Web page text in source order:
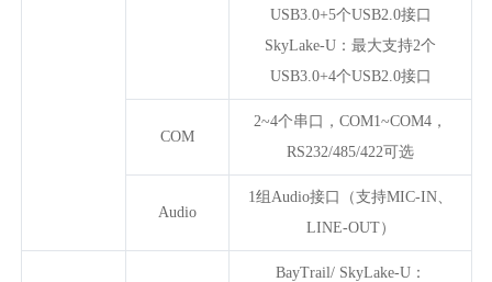
USB3.0+5个USB2.0接口
SkyLake-U：最大支持2个
USB3.0+4个USB2.0接口
COM
2~4个串口，COM1~COM4，
RS232/485/422可选
Audio
1组Audio接口（支持MIC-IN、
LINE-OUT）
BayTrail/ SkyLake-U：